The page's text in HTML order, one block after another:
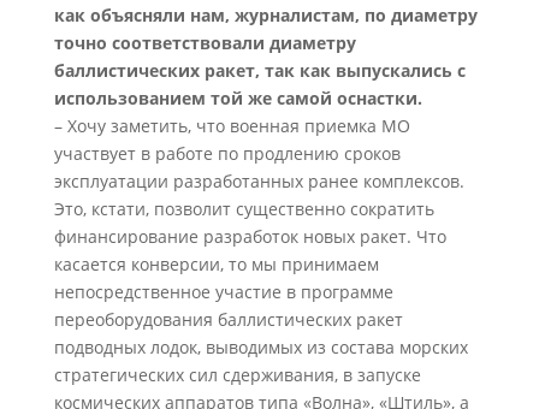
как объясняли нам, журналистам, по диаметру
точно соответствовали диаметру
баллистических ракет, так как выпускались с
использованием той же самой оснастки.
– Хочу заметить, что военная приемка МО
участвует в работе по продлению сроков
эксплуатации разработанных ранее комплексов.
Это, кстати, позволит существенно сократить
финансирование разработок новых ракет. Что
касается конверсии, то мы принимаем
непосредственное участие в программе
переоборудования баллистических ракет
подводных лодок, выводимых из состава морских
стратегических сил сдерживания, в запуске
космических аппаратов типа «Волна», «Штиль», а